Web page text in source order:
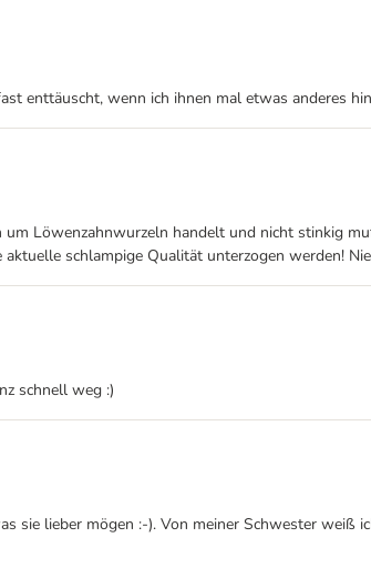
enttäuscht, wenn ich ihnen mal etwas anderes
Löwenzahnwurzeln handelt und nicht stinkig
schlampige Qualität unterzogen werden!
schnell weg :)
lieber mögen :-). Von meiner Schwester weiß